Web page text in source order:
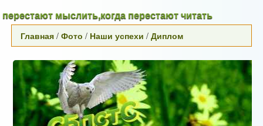
мыслить,когда перестают читать
Главная /Фото / Наши успехи /Диплом